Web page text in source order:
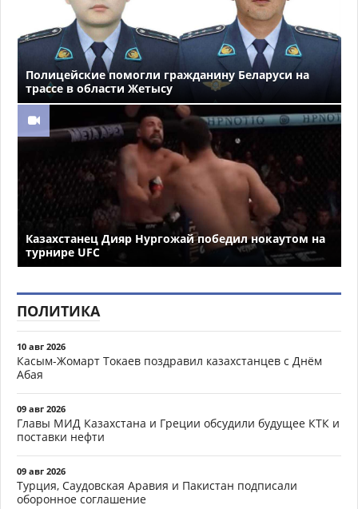
Полицейские помогли гражданину Беларуси на
трассе в области Жетысу
Казахстанец Дияр Нургожай победил нокаутом на
турнире UFC
ПОЛИТИКА
10 авг 2026
Касым-Жомарт Токаев поздравил казахстанцев с Днём
Абая
09 авг 2026
Главы МИД Казахстана и Греции обсудили будущее КТК и
поставки нефти
09 авг 2026
Турция, Саудовская Аравия и Пакистан подписали
оборонное соглашение